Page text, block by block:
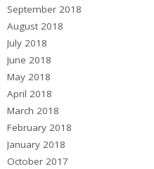
September 2018
August 2018
July 2018
June 2018
May 2018
April 2018
March 2018
February 2018
January 2018
October 2017